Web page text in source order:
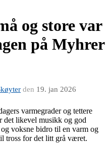
og store var
på Myhrer
den 19. jan 2026
varmegrader og tettere
det likevel musikk og god
voksne bidro til en varm og
tross for det litt grå været.